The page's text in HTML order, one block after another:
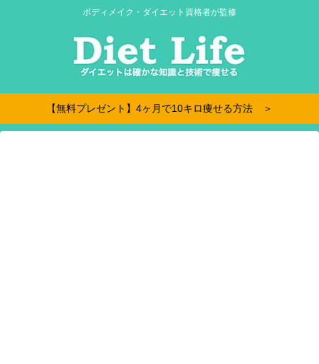
ボディメイク・ダイエット資格者が監修
【無料プレゼント】4ヶ月で10キロ痩せる方法 ＞